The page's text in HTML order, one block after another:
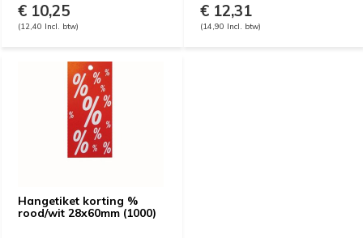
€ 10,25
(12,40 Incl. btw)
€ 12,31
(14,90 Incl. btw)
Hangetiket korting %
rood/wit 28x60mm (1000)